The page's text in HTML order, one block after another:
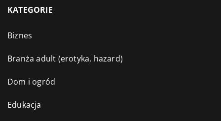
KATEGORIE
Biznes
Branża adult (erotyka, hazard)
Dom i ogród
Edukacja